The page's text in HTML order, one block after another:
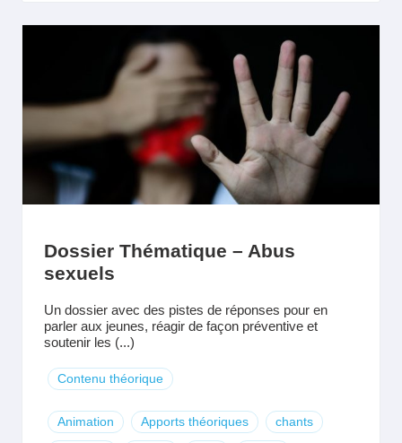
Dossier Thématique – Abus
sexuels
Un dossier avec des pistes de réponses pour en
parler aux jeunes, réagir de façon préventive et
soutenir les (...)
Contenu théorique
Animation Apports théoriques chants